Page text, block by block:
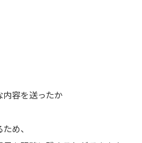
内容を送ったか
め、